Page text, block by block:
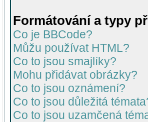
Formátování a typy
Co je BBCode?
Můžu používat HTML?
Co to jsou smajlíky?
Mohu přidávat obrázky?
Co to jsou oznámení?
Co to jsou důležitá
Co to jsou uzamčená